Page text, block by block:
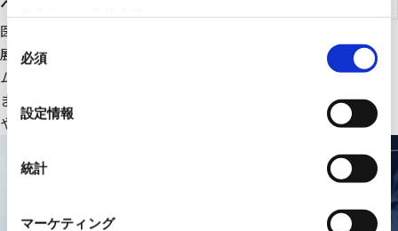
同
意
の
選
択
必須
設定情報
統計
マーケティング
医療ＩＴ・ＤＸ関連のＩＴ機器、大型医療機器周辺設備を中心に
展開。さらにＲＹＯＤＥＮオリジナルの医療画像一元管理システ
ムの販売をはじめ、医療機関の様々な課題解決に貢献します。
また、幅広いパートナーシップで、最適な医療ITソリューション
や機器・設備を提供します。